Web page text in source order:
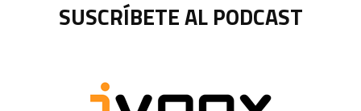
SUSCRÍBETE AL PODCAST